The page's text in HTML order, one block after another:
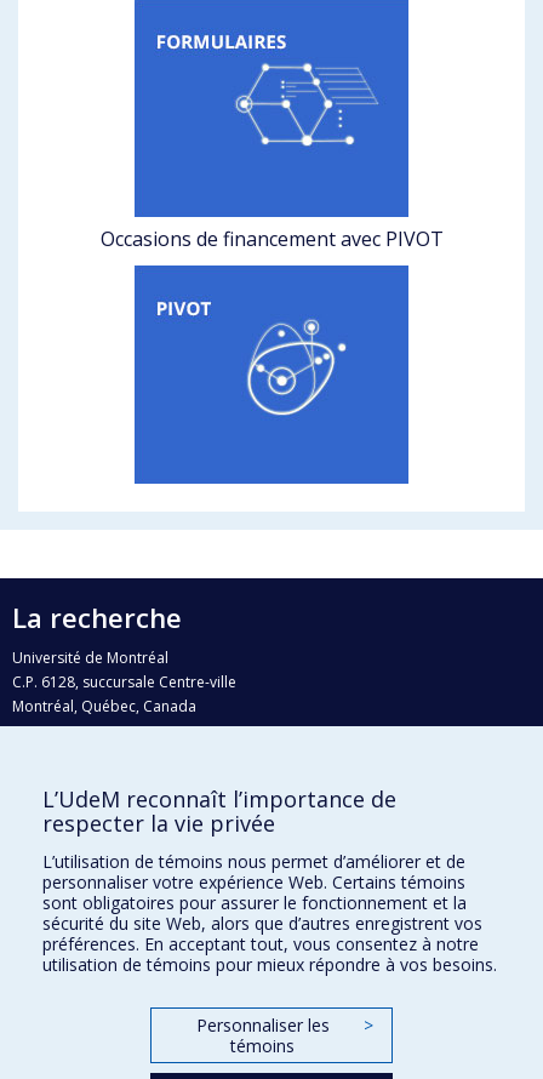
Occasions de financement avec PIVOT
La recherche
Université de Montréal
C.P. 6128, succursale Centre-ville
Montréal, Québec, Canada
H3C 3J7
Qui fait quoi?
Nous trouver
Plan du site
Accessibilité
L’UdeM reconnaît l’importance de
respecter la vie privée
L’utilisation de témoins nous permet d’améliorer et de
personnaliser votre expérience Web. Certains témoins
sont obligatoires pour assurer le fonctionnement et la
sécurité du site Web, alors que d’autres enregistrent vos
préférences. En acceptant tout, vous consentez à notre
utilisation de témoins pour mieux répondre à vos besoins.
Personnaliser les
témoins
>